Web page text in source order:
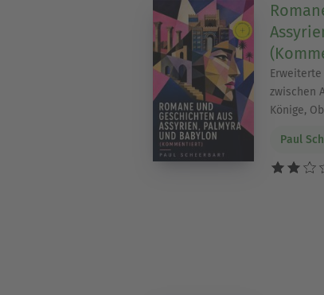
zwischen
Könige,
Paul